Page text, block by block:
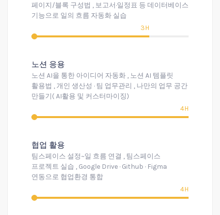
페이지/블록 구성법 , 보고서·일정표 등 데이터베이스
기능으로 일의 흐름 자동화 실습
3H
노션 응용
노션 AI을 통한 아이디어 자동화 , 노션 AI 템플릿
활용법 , 개인 생산성 · 팀 업무관리 , 나만의 업무 공간
만들기( AI활용 및 커스터마이징)
4H
협업 활용
팀스페이스 설정~일 흐름 연결 , 팀스페이스
프로젝트 실습 , Google Drive · Github · Figma
연동으로 협업환경 통합
4H